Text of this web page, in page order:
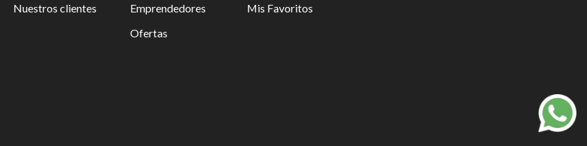
Nuestros clientes
Emprendedores
Ofertas
Mis Favoritos